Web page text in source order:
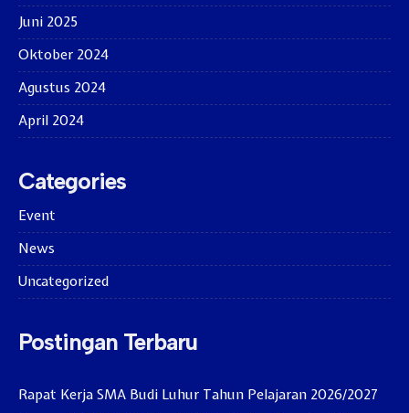
Juni 2025
Oktober 2024
Agustus 2024
April 2024
Categories
Event
News
Uncategorized
Postingan Terbaru
Rapat Kerja SMA Budi Luhur Tahun Pelajaran 2026/2027